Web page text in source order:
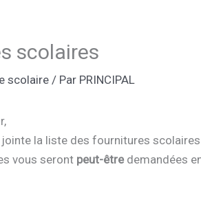
scolaires
scolaire/ Par PRINCIPAL
la liste des fournitures
vous seront peut-êtredemandées